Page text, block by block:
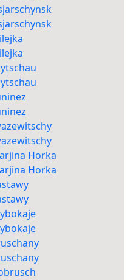
Horka
Horka